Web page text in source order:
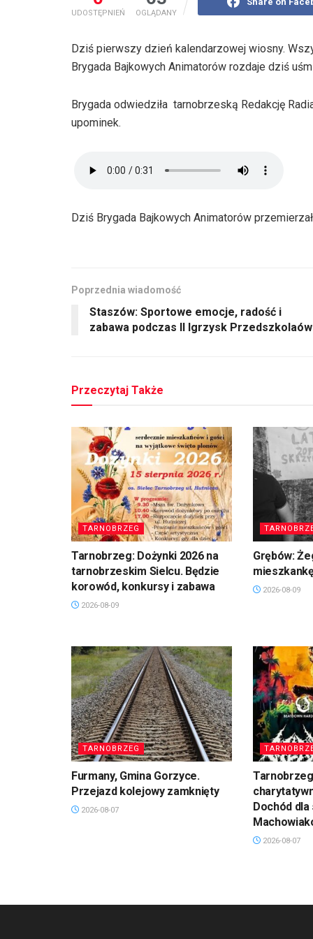
UDOSTĘPNIEŃ OGLĄDANY
Dziś pierwszy dzień kalendarzowej wiosny.
Brygada Bajkowych Animatorów rozdaje dziś
Brygada odwiedziła tarnobrzeską Redakcję
upominek.
Dziś Brygada Bajkowych Animatorów
Poprzednia wiadomość
Staszów: Sportowe emocje, radość i
zabawa podczas II Igrzysk Przedszkolaów
Przeczytaj Także
TARNOBRZEG
Tarnobrzeg: Dożynki 2026 na
tarnobrzeskim Sielcu. Będzie
korowód, konkursy i zabawa
2026-08-09
Grębów:
2026-08-09
TARNOBRZEG
Furmany, Gmina Gorzyce.
Przejazd kolejowy zamknięty
2026-08-07
Dochód
2026-08-07